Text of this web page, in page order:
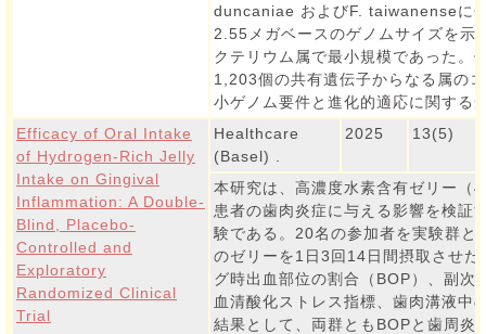
duncaniae およびF. taiwanenseに
2.55メガベースのゲノムサイズを示
クテリウム属で最小規模であった。
1,203個の共有遺伝子からなる属の
小ゲノム要件と進化的適応に関する
Efficacy of Oral Intake
of Hydrogen-Rich Jelly
Intake on Gingival
Inflammation: A Double-
Blind, Placebo-
Controlled and
Exploratory
Randomized Clinical
Trial
Healthcare
(Basel) .
2025 13(5)
本研究は、高濃度水素含有ゼリー（
患者の歯肉炎症に与える影響を検証
験である。20名の参加者を実験群
のゼリーを1日3回14日間摂取させ
グ時出血部位の割合（BOP）、副次
血清酸化ストレス指標、歯肉溝液中
結果として、両群ともBOPと歯周炎